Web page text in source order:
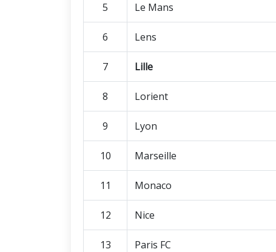
5 Le Mans
6 Lens
7 Lille
8 Lorient
9 Lyon
10 Marseille
11 Monaco
12 Nice
13 Paris FC